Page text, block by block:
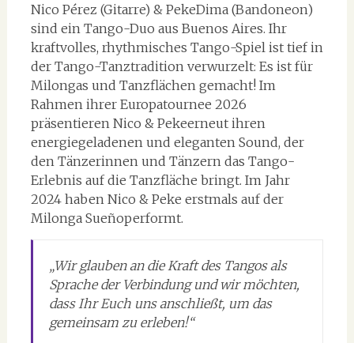
Nico Pérez (Gitarre) & PekeDima (Bandoneon)
sind ein Tango-Duo aus Buenos Aires. Ihr
kraftvolles, rhythmisches Tango-Spiel ist tief in
der Tango-Tanztradition verwurzelt: Es ist für
Milongas und Tanzflächen gemacht! Im
Rahmen ihrer Europatournee 2026
präsentieren Nico & Pekeerneut ihren
energiegeladenen und eleganten Sound, der
den Tänzerinnen und Tänzern das Tango-
Erlebnis auf die Tanzfläche bringt. Im Jahr
2024 haben Nico & Peke erstmals auf der
Milonga Sueñoperformt.
„Wir glauben an die Kraft des Tangos als
Sprache der Verbindung und wir möchten,
dass Ihr Euch uns anschließt, um das
gemeinsam zu erleben!“